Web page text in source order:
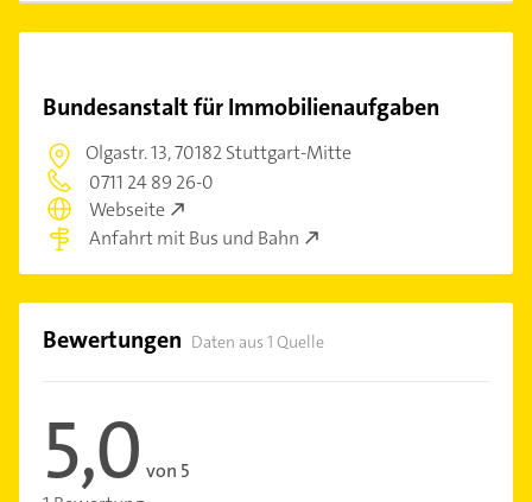
Bundesanstalt für Immobilienaufgaben
Olgastr. 13,70182 Stuttgart-Mitte
0711 24 89 26-0
Webseite
Anfahrt mit Bus und Bahn
Bewertungen Daten aus 1 Quelle
5,0 von 5